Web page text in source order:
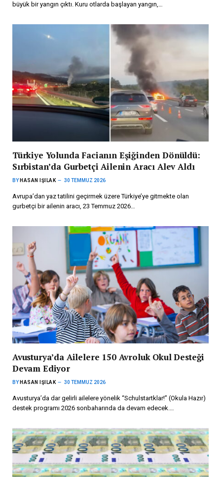
büyük bir yangın çıktı. Kuru otlarda başlayan yangın,…
Türkiye Yolunda Facianın Eşiğinden Dönüldü:
Sırbistan’da Gurbetçi Ailenin Aracı Alev Aldı
BY HASAN IŞILAK 30 TEMMUZ 2026
Avrupa’dan yaz tatilini geçirmek üzere Türkiye’ye gitmekte olan
gurbetçi bir ailenin aracı, 23 Temmuz 2026…
Avusturya’da Ailelere 150 Avroluk Okul Desteği
Devam Ediyor
BY HASAN IŞILAK 30 TEMMUZ 2026
Avusturya’da dar gelirli ailelere yönelik “Schulstartklar!” (Okula Hazır)
destek programı 2026 sonbaharında da devam edecek.…